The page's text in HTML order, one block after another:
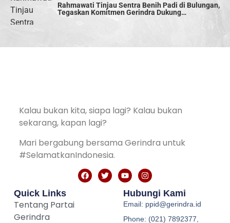
Rahmawati Tinjau Sentra Benih Padi di Bulungan,
Tegaskan Komitmen Gerindra Dukung
Kalau bukan kita, siapa lagi? Kalau bukan
sekarang, kapan lagi?
Mari bergabung bersama Gerindra untuk
#SelamatkanIndonesia.
Quick Links
Tentang Partai
Gerindra
Hubungi Kami
Email: ppid@gerindra.id
Phone: (021) 7892377,